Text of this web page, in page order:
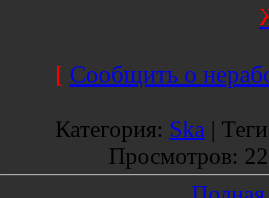
[ Сообщить о
Категория: Ska | Теги
Просмотров: